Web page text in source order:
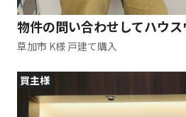
物件の問い合わせしてハウ
草加市 K様 戸建て購入
買主様